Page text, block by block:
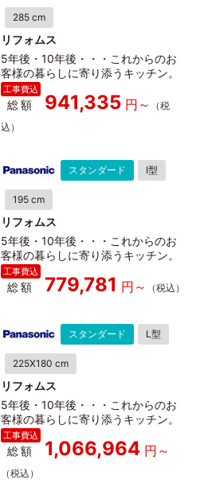
285 cm
リフォムス
5年後・10年後・・・これからのお
客様の暮らしに寄り添うキッチン。
総額 941,335
スタンダード I型
195 cm
リフォムス
5年後・10年後・・・これからのお
客様の暮らしに寄り添うキッチン。
総額 779,781
スタンダード L型
225X180 cm
リフォムス
5年後・10年後・・・これからのお
客様の暮らしに寄り添うキッチン。
総額 1,066,964